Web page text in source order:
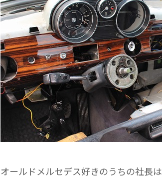
オールドメルセデス好きのうちの社長は